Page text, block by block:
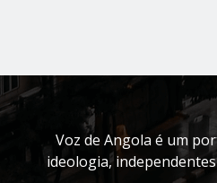
Voz de Angola é um
ideologia,